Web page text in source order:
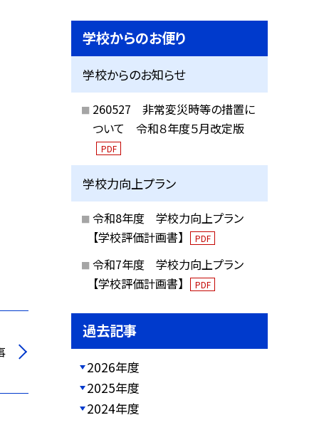
学校からのお便り
学校からのお知らせ
260527 非常変災時等の措置に
ついて 令和８年度５月改定版
PDF
学校力向上プラン
令和8年度 学校力向上プラン
【学校評価計画書】
PDF
令和7年度 学校力向上プラン
【学校評価計画書】
PDF
過去記事
2026年度
2025年度
2024年度